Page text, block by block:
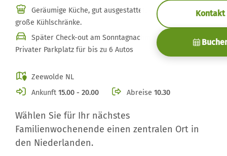
Wählen Sie für Ihr nächstes
Familienwochenende einen zentralen Ort in
den Niederlanden.
Geräumige Küche, gut ausgestattet, viel Stauraum, 2
große Kühlschränke.
Später Check-out am Sonntagnachmittag/Abend .
Privater Parkplatz für bis zu 6 Autos
Zeewolde NL
Ankunft 15.00 - 20.00 Abreise 10.30
Kontakt